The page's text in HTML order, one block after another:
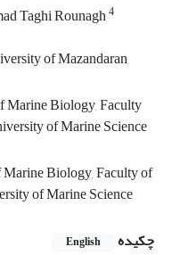
Taghi Rounagh4
of Mazandaran,
Marine Biology, Faculty
of Marine Science
Biology, Faculty of
of Marine Science
چکیده
English